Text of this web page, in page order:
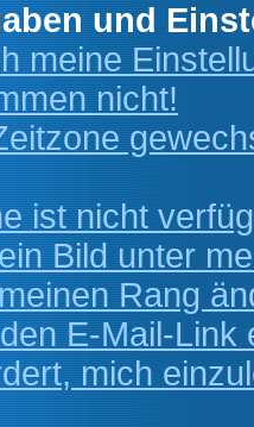
und
meine
nicht!
ist nicht
Bild unter
Rang
E-Mail-
mich